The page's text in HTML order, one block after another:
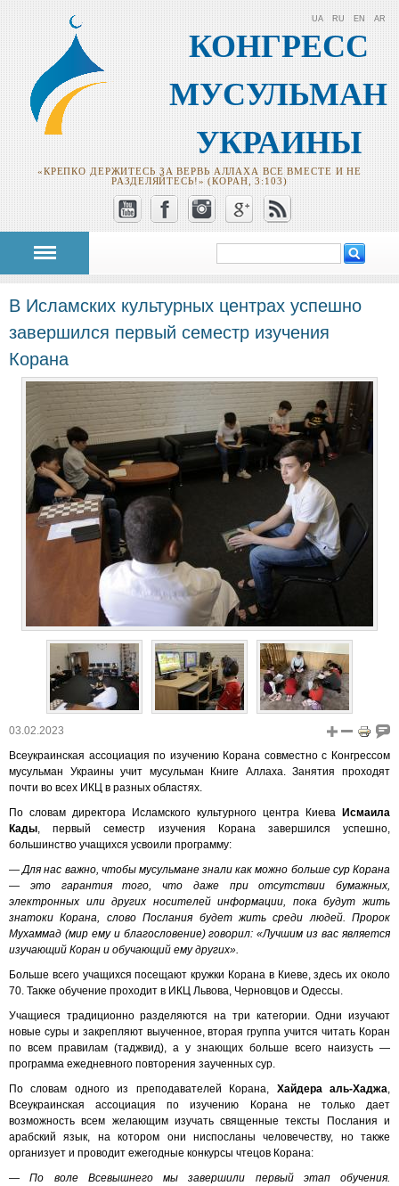
КОНГРЕСС
МУСУЛЬМАН
УКРАИНЫ
«КРЕПКО ДЕРЖИТЕСЬ ЗА ВЕРВЬ АЛЛАХА ВСЕ ВМЕСТЕ И НЕ
РАЗДЕЛЯЙТЕСЬ!» (КОРАН, 3:103)
UA RU EN AR
Форма поиска
В Исламских культурных центрах успешно
завершился первый семестр изучения
Корана
03.02.2023
Всеукраинская ассоциация по изучению Корана совместно с Конгрессом
мусульман Украины учит мусульман Книге Аллаха. Занятия проходят
почти во всех ИКЦ в разных областях.
По словам директора Исламского культурного центра Киева
Исмаила
Кады, первый семестр изучения Корана завершился успешно,
большинство учащихся усвоили программу:
— Для нас важно, чтобы мусульмане знали как можно больше сур Корана
— это гарантия того, что даже при отсутствии бумажных,
электронных или других носителей информации, пока будут жить
знатоки Корана, слово Послания будет жить среди людей. Пророк
Мухаммад (мир ему и благословение) говорил: «Лучшим из вас является
изучающий Коран и обучающий ему других».
Больше всего учащихся посещают кружки Корана в Киеве, здесь их около
70. Также обучение проходит в ИКЦ Львова, Черновцов и Одессы.
Учащиеся традиционно разделяются на три категории. Одни изучают
новые суры и закрепляют выученное, вторая группа учится читать Коран
по всем правилам (таджвид), а у знающих больше всего наизусть —
программа ежедневного повторения заученных сур.
По словам одного из преподавателей Корана, Хайдера аль-Хаджа,
Всеукраинская ассоциация по изучению Корана не только дает
возможность всем желающим изучать священные тексты Послания и
арабский язык, на котором они ниспосланы человечеству, но также
организует и проводит ежегодные конкурсы чтецов Корана:
— По воле Всевышнего мы завершили первый этап обучения.